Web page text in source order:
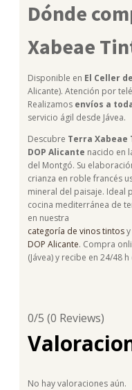
Dónde
Xabeae
Disponible en El Celler
Alicante). Atención por
Realizamos envíos a
servicio ágil desde Jávea.
Descubre Terra Xabeae
DOP Alicante nacido en
del Montgó. Su
crianza en roble francés
mineral del paisaje. Ideal
cocina mediterránea de
en nuestra
categoría de vinos tintos
DOP Alicante. Compra
(Jávea) y recibe en 24/48
0/5 (0 Reviews)
No hay valoraciones aún.